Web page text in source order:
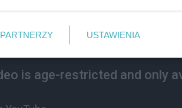
PARTNERZY USTAWIENIA